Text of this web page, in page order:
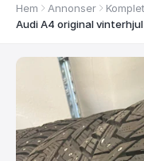
Hem Annonser
Audi A4 original vinterhjul